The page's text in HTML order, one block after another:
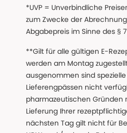
*UVP = Unverbindliche
zum Zwecke der
Abgabepreis im Sinne des §
**Gilt für alle gültigen E-
werden am Montag
ausgenommen sind
Lieferengpässen nicht
pharmazeutischen Gründen
Lieferung Ihrer
nächsten Tag gilt nicht für